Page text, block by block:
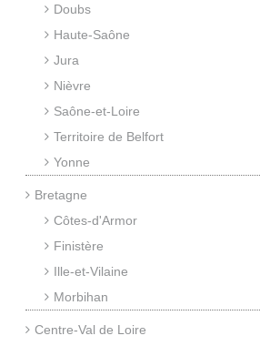
Doubs
Haute-Saône
Jura
Nièvre
Saône-et-Loire
Territoire de Belfort
Yonne
Bretagne
Côtes-d'Armor
Finistère
Ille-et-Vilaine
Morbihan
Centre-Val de Loire